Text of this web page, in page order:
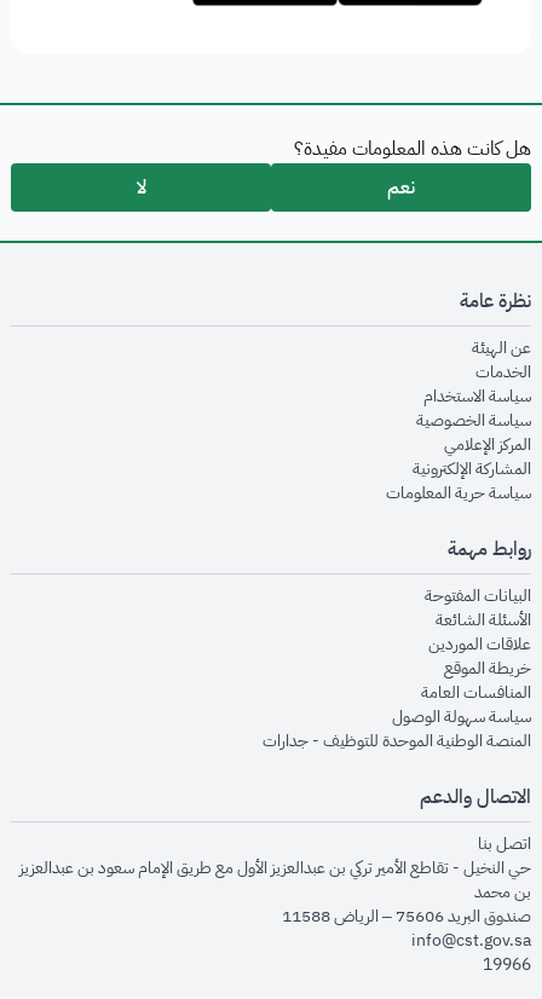
هل كانت هذه المعلومات مفيدة؟
نعم
لا
نظرة عامة
عن الهيئةopens in new window
الخدماتopens in new window
سياسة الاستخدام
سياسة الخصوصيةopens in new window
المركز الإعلاميopens in new window
المشاركة الإلكترونيةopens in new window
سياسة حرية المعلوماتopens in new window
روابط مهمة
البيانات المفتوحةopens in new window
الأسئلة الشائعةopens in new window
علاقات الموردينopens in new window
خريطة الموقعopens in new window
المنافسات العامةopens in new window
سياسة سهولة الوصولopens in new window
المنصة الوطنية الموحدة للتوظيف - جداراتopens in new window
الاتصال والدعم
اتصل بنا
حي النخيل - تقاطع الأمير تركي بن عبدالعزيز الأول مع طريق الإمام سعود بن عبدالعزيز
بن محمد
صندوق البريد 75606 – الرياض 11588
info@cst.gov.sa
19966